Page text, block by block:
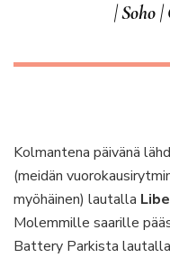
| Soho
Kolmantena päivänä
(meidän
myöhäinen) lautalla
Molemmille saarille
Battery Parkista